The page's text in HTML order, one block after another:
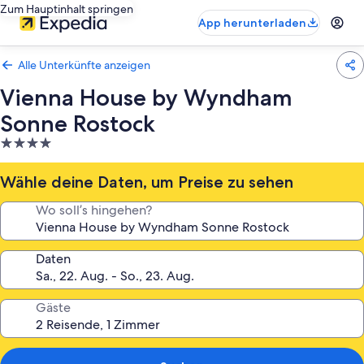
Zum Hauptinhalt springen
App herunterladen
Alle Unterkünfte anzeigen
Vienna House by Wyndham
Sonne Rostock
4.0-
Sterne-
Unterkunft
Wähle deine Daten, um Preise zu sehen
Wo soll’s hingehen?
Daten
Gäste